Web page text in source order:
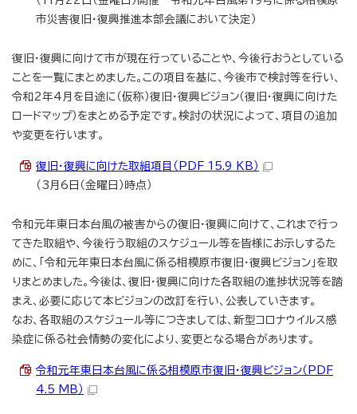
市災害復旧・復興推進本部会議において決定）
復旧・復興に向けて市が現在行っていることや、今後行おうとしている
ことを一覧にまとめました。この項目を基に、今後市で検討等を行い、
令和2年4月を目途に（仮称）復旧・復興ビジョン（復旧・復興に向けた
ロードマップ）をまとめる予定です。検討の状況によって、項目の追加
や変更を行います。
復旧・復興に向けた取組項目（PDF 15.9 KB）
（3月6日（金曜日）時点）
令和元年東日本台風の被害からの復旧・復興に向けて、これまで行っ
てきた取組や、今後行う取組のスケジュール等を皆様にお示しするた
めに、「令和元年東日本台風に係る相模原市復旧・復興ビジョン」を取
りまとめました。今後は、復旧・復興に向けた各取組の進捗状況等を踏
まえ、必要に応じて本ビジョンの改訂を行い、公表していきます。
なお、各取組のスケジュール等につきましては、新型コロナウイルス感
染症に係る社会情勢の変化により、変更となる場合があります。
令和元年東日本台風に係る相模原市復旧・復興ビジョン（PDF
4.5 MB）